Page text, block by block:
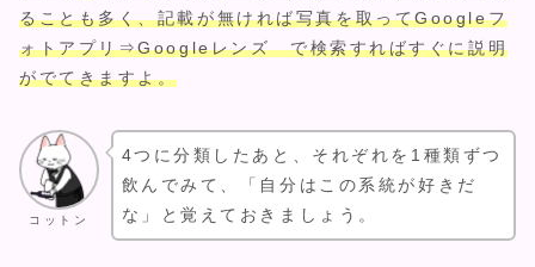
ることも多く、記載が無ければ写真を取ってGoogleフ
ォトアプリ⇒Googleレンズ で検索すればすぐに説明
がでてきますよ。
コットン
4つに分類したあと、それぞれを1種類ずつ
飲んでみて、「自分はこの系統が好きだ
な」と覚えておきましょう。